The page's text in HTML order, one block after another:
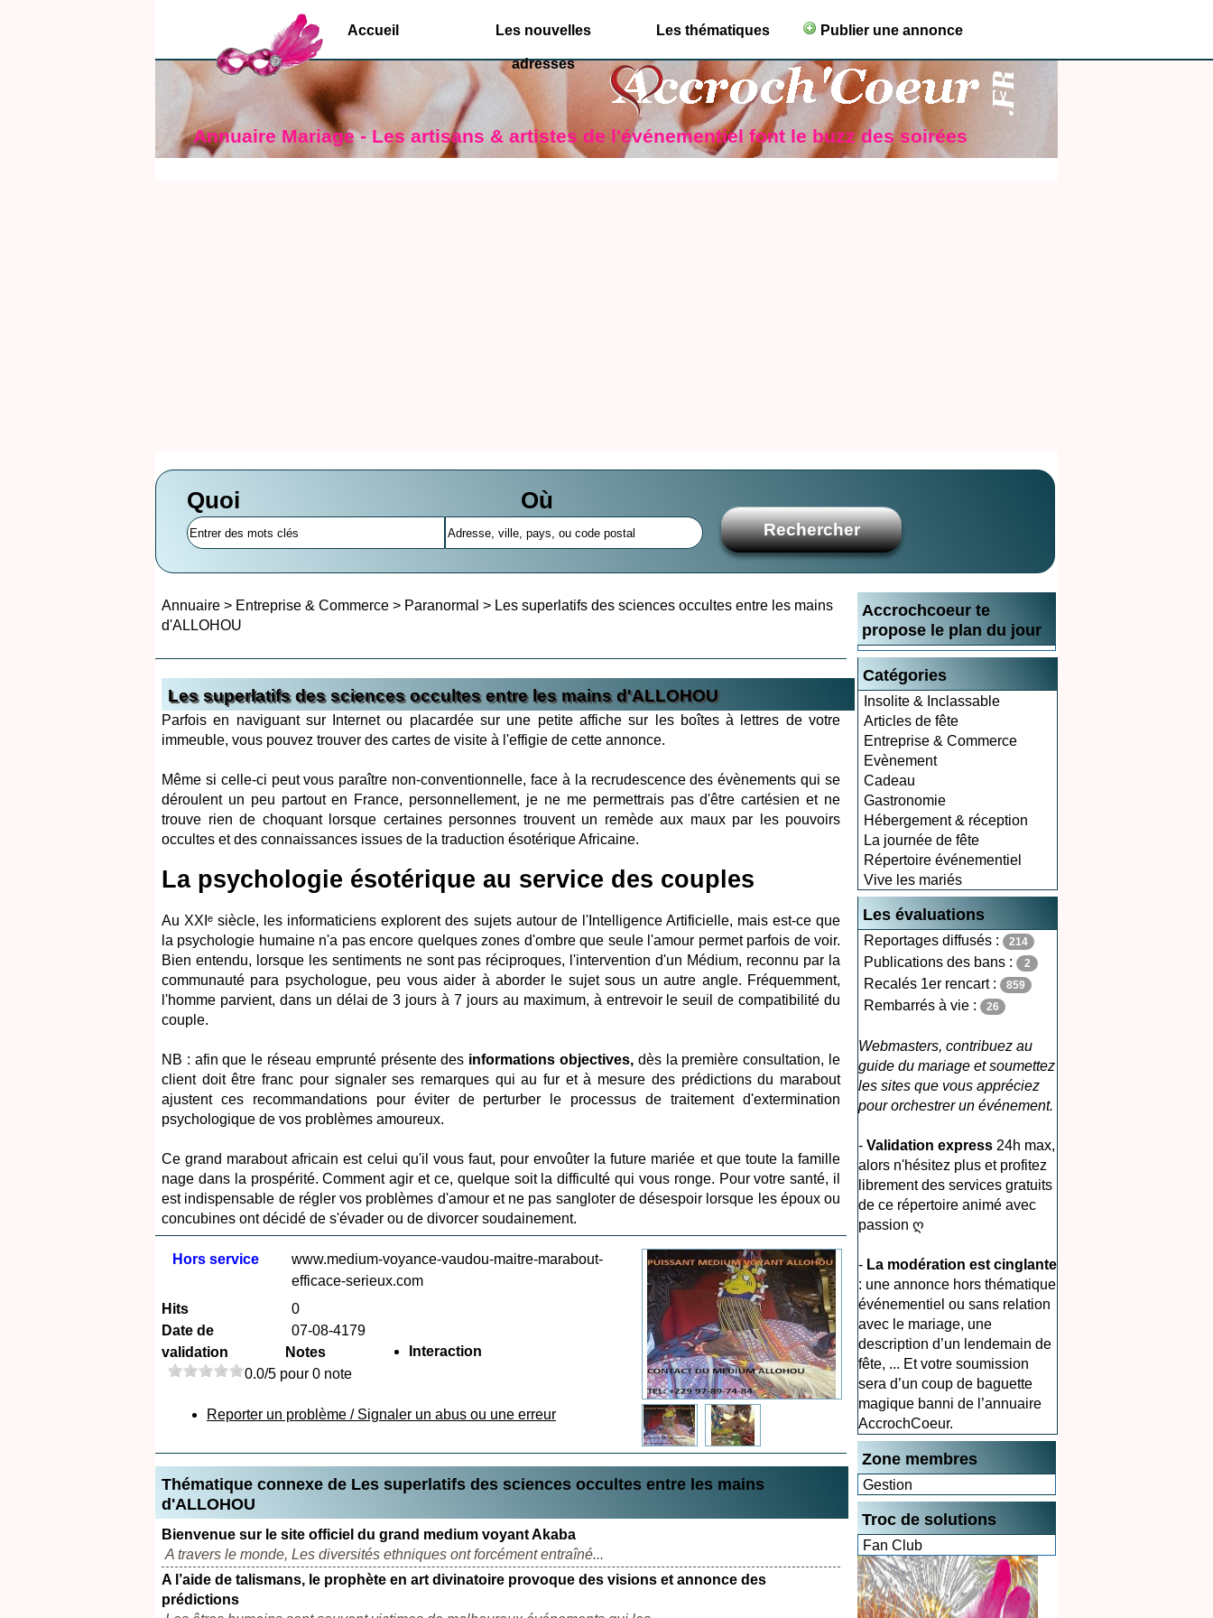
Accueil Les nouvelles
adresses
Les thématiques Publier une annonce
Annuaire Mariage - Les artisans & artistes de l'événementiel font le buzz des soirées
Quoi Où
Accrochcoeur te
propose le plan du jour
Catégories
Insolite & Inclassable
Articles de fête
Entreprise & Commerce
Evènement
Cadeau
Gastronomie
Hébergement & réception
La journée de fête
Répertoire événementiel
Vive les mariés
Les évaluations
Reportages diffusés : 214
Publications des bans : 2
Recalés 1er rencart : 859
Rembarrés à vie : 26
Webmasters, contribuez au
guide du mariage et soumettez
les sites que vous appréciez
pour orchestrer un événement.
- Validation express 24h max,
alors n'hésitez plus et profitez
librement des services gratuits
de ce répertoire animé avec
passion ღ
- La modération est cinglante
: une annonce hors thématique
événementiel ou sans relation
avec le mariage, une
description d’un lendemain de
fête, ... Et votre soumission
sera d’un coup de baguette
magique banni de l’annuaire
AccrochCoeur.
Zone membres
Gestion
Troc de solutions
Fan Club
Annuaire > Entreprise & Commerce > Paranormal > Les superlatifs des sciences occultes entre les mains
d'ALLOHOU
Les superlatifs des sciences occultes entre les mains d'ALLOHOU
Parfois en naviguant sur Internet ou placardée sur une petite affiche sur les boîtes à lettres de votre
immeuble, vous pouvez trouver des cartes de visite à l'effigie de cette annonce.
Même si celle-ci peut vous paraître non-conventionnelle, face à la recrudescence des évènements qui se
déroulent un peu partout en France, personnellement, je ne me permettrais pas d'être cartésien et ne
trouve rien de choquant lorsque certaines personnes trouvent un remède aux maux par les pouvoirs
occultes et des connaissances issues de la traduction ésotérique Africaine.
La psychologie ésotérique au service des couples
Au XXIᵉ siècle, les informaticiens explorent des sujets autour de l'Intelligence Artificielle, mais est-ce que
la psychologie humaine n'a pas encore quelques zones d'ombre que seule l'amour permet parfois de voir.
Bien entendu, lorsque les sentiments ne sont pas réciproques, l'intervention d'un Médium, reconnu par la
communauté para psychologue, peu vous aider à aborder le sujet sous un autre angle. Fréquemment,
l'homme parvient, dans un délai de 3 jours à 7 jours au maximum, à entrevoir le seuil de compatibilité du
couple.
NB : afin que le réseau emprunté présente des informations objectives, dès la première consultation, le
client doit être franc pour signaler ses remarques qui au fur et à mesure des prédictions du marabout
ajustent ces recommandations pour éviter de perturber le processus de traitement d'extermination
psychologique de vos problèmes amoureux.
Ce grand marabout africain est celui qu'il vous faut, pour envoûter la future mariée et que toute la famille
nage dans la prospérité. Comment agir et ce, quelque soit la difficulté qui vous ronge. Pour votre santé, il
est indispensable de régler vos problèmes d'amour et ne pas sangloter de désespoir lorsque les époux ou
concubines ont décidé de s'évader ou de divorcer soudainement.
Hors service
www.medium-voyance-vaudou-maitre-marabout-
efficace-serieux.com
Hits
0
Date de
validation
07-08-4179
Notes
0.0/5 pour 0 note
Interaction
Reporter un problème / Signaler un abus ou une erreur
Thématique connexe de Les superlatifs des sciences occultes entre les mains
d'ALLOHOU
Bienvenue sur le site officiel du grand medium voyant Akaba
A travers le monde, Les diversités ethniques ont forcément entraîné...
A l’aide de talismans, le prophète en art divinatoire provoque des visions et annonce des
prédictions